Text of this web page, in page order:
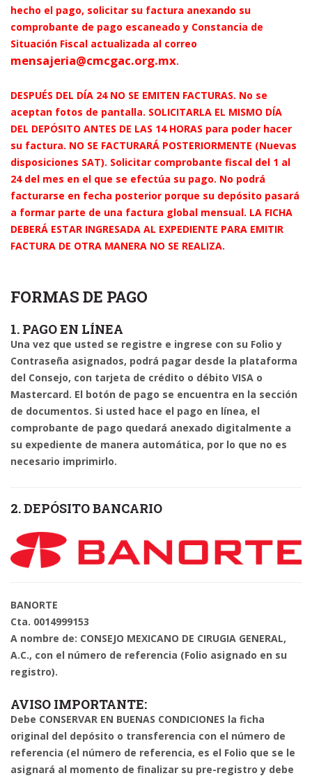
hecho el pago, solicitar su factura anexando su
comprobante de pago escaneado y Constancia de
Situación Fiscal actualizada al correo
mensajeria@cmcgac.org.mx.
DESPUÉS DEL DÍA 24 NO SE EMITEN FACTURAS. No se
aceptan fotos de pantalla. SOLICITARLA EL MISMO DÍA
DEL DEPÓSITO ANTES DE LAS 14 HORAS para poder hacer
su factura. NO SE FACTURARÁ POSTERIORMENTE (Nuevas
disposiciones SAT). Solicitar comprobante fiscal del 1 al
24 del mes en el que se efectúa su pago. No podrá
facturarse en fecha posterior porque su depósito pasará
a formar parte de una factura global mensual. LA FICHA
DEBERÁ ESTAR INGRESADA AL EXPEDIENTE PARA EMITIR
FACTURA DE OTRA MANERA NO SE REALIZA.
FORMAS DE PAGO
1. PAGO EN LÍNEA
Una vez que usted se registre e ingrese con su Folio y
Contraseña asignados, podrá pagar desde la plataforma
del Consejo, con tarjeta de crédito o débito VISA o
Mastercard. El botón de pago se encuentra en la sección
de documentos. Si usted hace el pago en línea, el
comprobante de pago quedará anexado digitalmente a
su expediente de manera automática, por lo que no es
necesario imprimirlo.
2. DEPÓSITO BANCARIO
BANORTE
Cta. 0014999153
A nombre de: CONSEJO MEXICANO DE CIRUGIA GENERAL,
A.C., con el número de referencia (Folio asignado en su
registro).
AVISO IMPORTANTE:
Debe CONSERVAR EN BUENAS CONDICIONES la ficha
original del depósito o transferencia con el número de
referencia (el número de referencia, es el Folio que se le
asignará al momento de finalizar su pre-registro y debe